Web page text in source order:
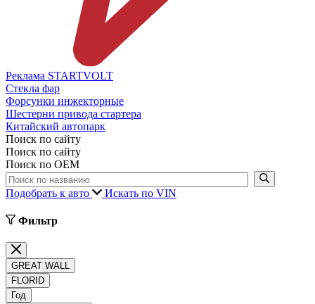
Реклама STARTVOLT
Стекла фар
Форсунки инжекторные
Шестерни привода стартера
Китайский автопарк
Поиск по сайту
Поиск по сайту
Поиск по ОЕМ
Подобрать к авто Искать по VIN
Фильтр
GREAT WALL
FLORID
Год